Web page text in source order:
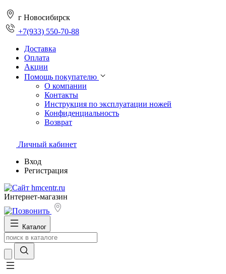
г Новосибирск
+7(933) 550-70-88
Доставка
Оплата
Акции
Помощь покупателю
О компании
Контакты
Инструкция по эксплуатации ножей
Конфиденциальность
Возврат
Личный кабинет
Вход
Регистрация
Интернет-магазин
Каталог